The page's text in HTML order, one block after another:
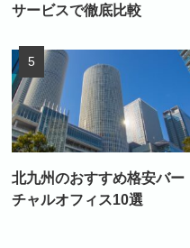
サービスで徹底比較
北九州のおすすめ格安バー
チャルオフィス10選